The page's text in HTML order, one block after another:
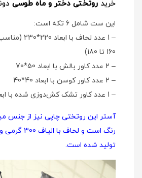
خرید روتختی دختر و ماه طوسی
این ست شامل 6 تکه است:
– 1 عدد لحاف
160 تا 180)
– 2 عدد کاور بالش با ابعاد 50*70
– 2 عدد کاور کوسن با ابعاد 40*40
– 1 عدد کاور تشک کش‌دوزی شده با ابعاد 25*200*160
آستر این روتختی چاپی نیز از جنس
رنگ است و
تولید شده است.